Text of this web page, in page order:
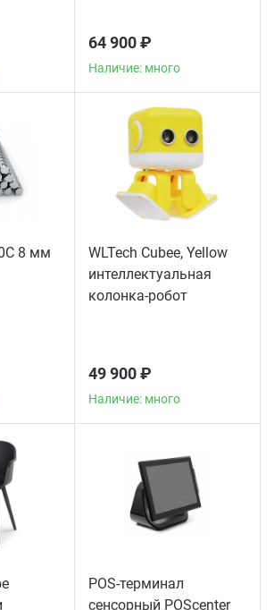
64 900 ₽
Наличие: много
8 мм
WLTech Cubee, Yellow
интеллектуальная
колонка-робот
49 900 ₽
Наличие: много
POS-терминал
сенсорный POScenter